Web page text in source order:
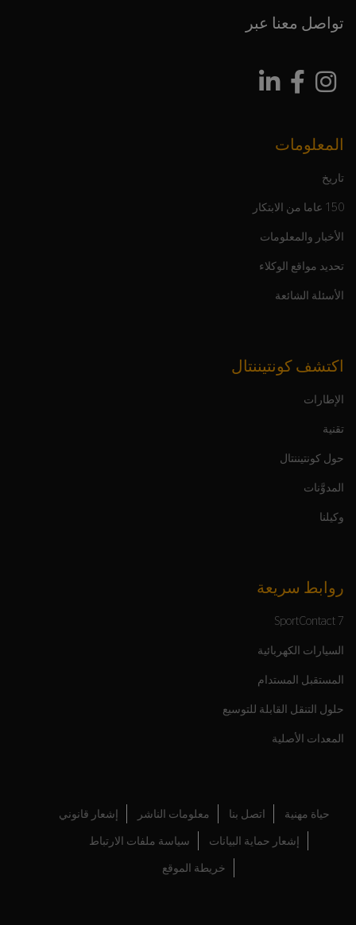
تواصل معنا عبر
المعلومات
تاريخ
150 عاما من الابتكار
الأخبار والمعلومات
تحديد مواقع الوكلاء
الأسئلة الشائعة
اكتشف كونتيننتال
الإطارات
تقنية
حول كونتيننتال
المدوَّنات
وكيلنا
روابط سريعة
SportContact 7
السيارات الكهربائية
المستقبل المستدام
حلول التنقل القابلة للتوسيع
المعدات الأصلية
حياة مهنية اتصل بنا معلومات الناشر إشعار قانوني
إشعار حماية البيانات سياسة ملفات الارتباط
خريطة الموقع